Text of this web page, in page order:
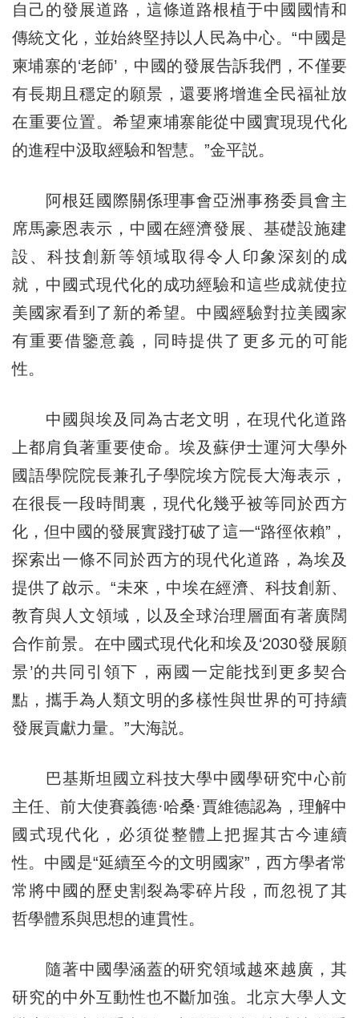
自己的發展道路，這條道路根植于中國國情和
傳統文化，並始終堅持以人民為中心。“中國是
柬埔寨的‘老師’，中國的發展告訴我們，不僅要
有長期且穩定的願景，還要將增進全民福祉放
在重要位置。希望柬埔寨能從中國實現現代化
的進程中汲取經驗和智慧。”金平説。
阿根廷國際關係理事會亞洲事務委員會主
席馬豪恩表示，中國在經濟發展、基礎設施建
設、科技創新等領域取得令人印象深刻的成
就，中國式現代化的成功經驗和這些成就使拉
美國家看到了新的希望。中國經驗對拉美國家
有重要借鑒意義，同時提供了更多元的可能
性。
中國與埃及同為古老文明，在現代化道路
上都肩負著重要使命。埃及蘇伊士運河大學外
國語學院院長兼孔子學院埃方院長大海表示，
在很長一段時間裏，現代化幾乎被等同於西方
化，但中國的發展實踐打破了這一“路徑依賴”，
探索出一條不同於西方的現代化道路，為埃及
提供了啟示。“未來，中埃在經濟、科技創新、
教育與人文領域，以及全球治理層面有著廣闊
合作前景。在中國式現代化和埃及‘2030發展願
景’的共同引領下，兩國一定能找到更多契合
點，攜手為人類文明的多樣性與世界的可持續
發展貢獻力量。”大海説。
巴基斯坦國立科技大學中國學研究中心前
主任、前大使賽義德·哈桑·賈維德認為，理解中
國式現代化，必須從整體上把握其古今連續
性。中國是“延續至今的文明國家”，西方學者常
常將中國的歷史割裂為零碎片段，而忽視了其
哲學體系與思想的連貫性。
隨著中國學涵蓋的研究領域越來越廣，其
研究的中外互動性也不斷加強。北京大學人文